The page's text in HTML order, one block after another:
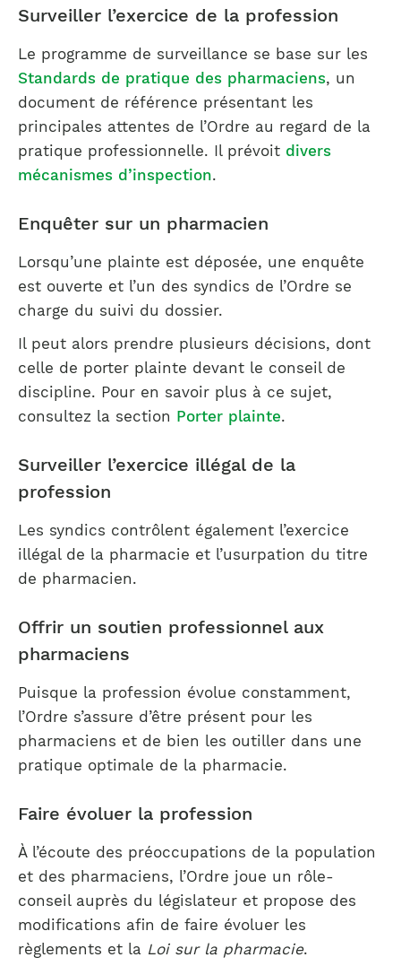
Surveiller l’exercice de la profession
Le programme de surveillance se base sur les
Standards de pratique des pharmaciens, un
document de référence présentant les
principales attentes de l’Ordre au regard de la
pratique professionnelle. Il prévoit divers
mécanismes d’inspection.
Enquêter sur un pharmacien
Lorsqu’une plainte est déposée, une enquête
est ouverte et l’un des syndics de l’Ordre se
charge du suivi du dossier.
Il peut alors prendre plusieurs décisions, dont
celle de porter plainte devant le conseil de
discipline. Pour en savoir plus à ce sujet,
consultez la section Porter plainte.
Surveiller l’exercice illégal de la
profession
Les syndics contrôlent également l’exercice
illégal de la pharmacie et l’usurpation du titre
de pharmacien.
Offrir un soutien professionnel aux
pharmaciens
Puisque la profession évolue constamment,
l’Ordre s’assure d’être présent pour les
pharmaciens et de bien les outiller dans une
pratique optimale de la pharmacie.
Faire évoluer la profession
À l’écoute des préoccupations de la population
et des pharmaciens, l’Ordre joue un rôle-
conseil auprès du législateur et propose des
modifications afin de faire évoluer les
règlements et la Loi sur la pharmacie.